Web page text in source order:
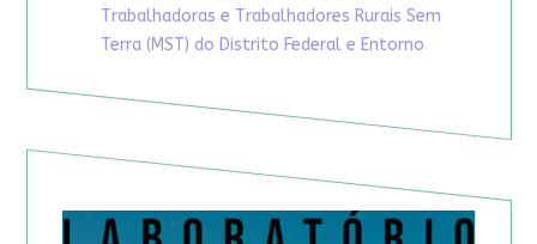
Trabalhadoras e Trabalhadores Rurais Sem
Terra (MST) do Distrito Federal e Entorno